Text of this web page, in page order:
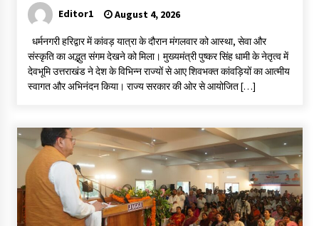
Editor1 August 4, 2026
धर्मनगरी हरिद्वार में कांवड़ यात्रा के दौरान मंगलवार को आस्था, सेवा और
संस्कृति का अद्भुत संगम देखने को मिला। मुख्यमंत्री पुष्कर सिंह धामी के नेतृत्व में
देवभूमि उत्तराखंड ने देश के विभिन्न राज्यों से आए शिवभक्त कांवड़ियों का आत्मीय
स्वागत और अभिनंदन किया। राज्य सरकार की ओर से आयोजित […]